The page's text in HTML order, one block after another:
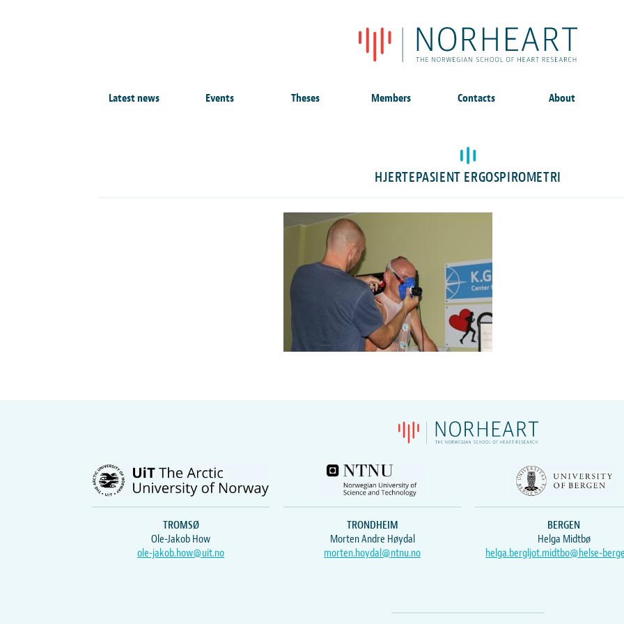
Latest news Events Theses Members Contacts About
HJERTEPASIENT ERGOSPIROMETRI
TROMSØ
Ole-Jakob How
ole-jakob.how@uit.no
TRONDHEIM
Morten Andre Høydal
morten.hoydal@ntnu.no
BERGEN
Helga Midtbø
helga.bergljot.midtbo@helse-